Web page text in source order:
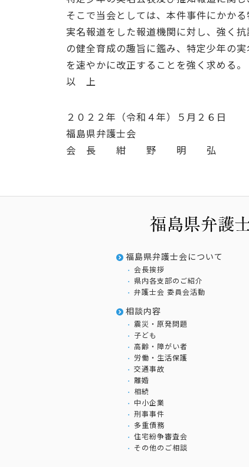
そこで当会としては、本件事件にかか
実名報道をした報道機関に対し、強く
の健全育成の趣旨に鑑み、特定少年の
を速やかに改正することを強く求める。
以 上
２０２２年（令和４年）５月２６日
福島県弁護士会
会 長 紺 野 明 弘
福島県弁護士会について
会長挨拶
県内各支部のご紹介
弁護士会 委員会活動
相談内容
震災・原発問題
子ども
高齢・障がい者
労働・生活保護
交通事故
離婚
相続
中小企業
刑事事件
多重債務
住宅紛争審査会
その他のご相談